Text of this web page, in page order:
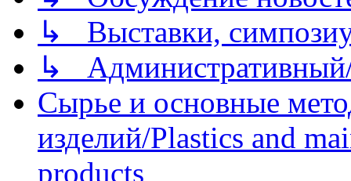
↳ Выставки,
↳
Сырье и основные
изделий/Plastics and
products